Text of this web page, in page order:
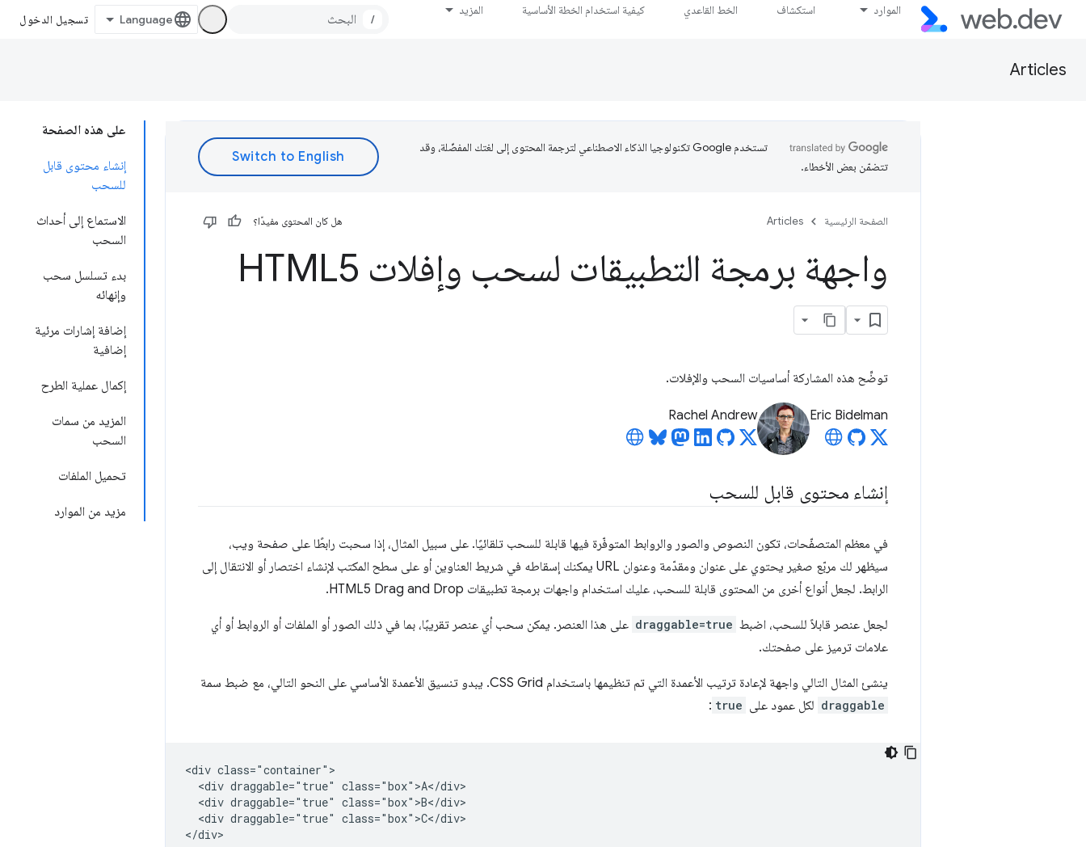
الموارد استكشاف الخط القاعدي كيفية استخدام الخطة الأساسية المزيد
/ تسجيل الدخول
Articles
على هذه الصفحة
إنشاء محتوى قابل
للسحب
الاستماع إلى أحداث
السحب
بدء تسلسل سحب
وإنهائه
إضافة إشارات مرئية
إضافية
إكمال عملية الطرح
المزيد من سمات
السحب
تحميل الملفات
مزيد من الموارد
تستخدم Google تكنولوجيا الذكاء الاصطناعي لترجمة المحتوى إلى لغتك المفضّلة، وقد
تتضمّن بعض الأخطاء.
الصفحة الرئيسية Articles هل كان المحتوى مفيدًا؟
واجهة برمجة التطبيقات لسحب وإفلات HTML5
توضِّح هذه المشاركة أساسيات السحب والإفلات.
Eric Bidelman
Rachel Andrew
إنشاء محتوى قابل للسحب
في معظم المتصفّحات، تكون النصوص والصور والروابط المتوفّرة فيها قابلة للسحب تلقائيًا. على سبيل المثال، إذا سحبت رابطًا على صفحة ويب،
سيظهر لك مربّع صغير يحتوي على عنوان ومقدّمة وعنوان URL يمكنك إسقاطه في شريط العناوين أو على سطح المكتب لإنشاء اختصار أو الانتقال إلى
الرابط. لجعل أنواع أخرى من المحتوى قابلة للسحب، عليك استخدام واجهات برمجة تطبيقات HTML5 Drag and Drop.
لجعل عنصر قابلاً للسحب، اضبط draggable=true على هذا العنصر. يمكن سحب أي عنصر تقريبًا، بما في ذلك الصور أو الملفات أو الروابط أو أي
علامات ترميز على صفحتك.
ينشئ المثال التالي واجهة لإعادة ترتيب الأعمدة التي تم تنظيمها باستخدام CSS Grid. يبدو تنسيق الأعمدة الأساسي على النحو التالي، مع ضبط سمة
draggable لكل عمود على true
:
<div class="container">
  <div draggable="true" class="box">A</div>
  <div draggable="true" class="box">B</div>
  <div draggable="true" class="box">C</div>